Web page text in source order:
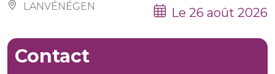
LANVÉNÉGEN Le 26 août 2026
Contact